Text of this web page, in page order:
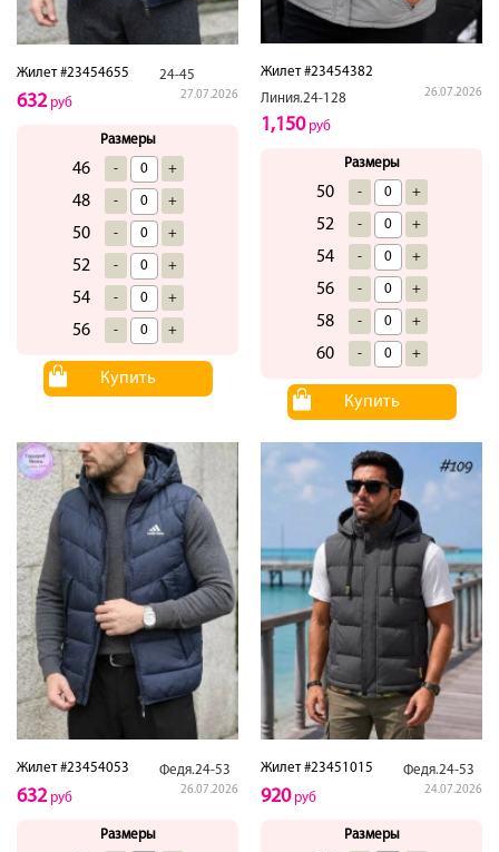
Жилет #23454655 24-45
27.07.2026
632руб
Размеры
46 - +
48 - +
50 - +
52 - +
54 - +
56 - +
Купить
Жилет #23454382
Линия.24-128
26.07.2026
1,150руб
Размеры
50 - +
52 - +
54 - +
56 - +
58 - +
60 - +
Купить
Жилет #23454053 Федя.24-53
26.07.2026
632руб
Размеры
Жилет #23451015 Федя.24-53
24.07.2026
920руб
Размеры